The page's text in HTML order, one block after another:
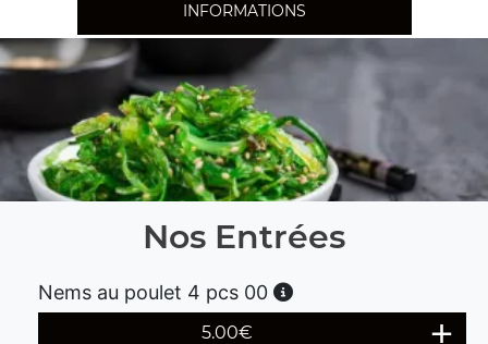
INFORMATIONS
Nos Entrées
Nems au poulet 4 pcs 00
5.00€